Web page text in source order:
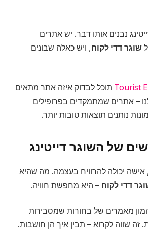
נבנים אותו דבר. יש אתרים
שוגר דדי לקוח, ויש כאלה שבונים
תוכל לבדוק איזה אתר מתאים
– אתרים שמתמקדים בפרופילים
נותנים תוצאות טובות יותר.
של השוגר דייטינג
אישה יכולה להרוויח בעצמה. מה שהיא
דדי לקוח – היא מחפשת חוויה.
מאמרים של בחורות שמסבירות
זה שווה לקרוא – תבין איך הן חושבות.